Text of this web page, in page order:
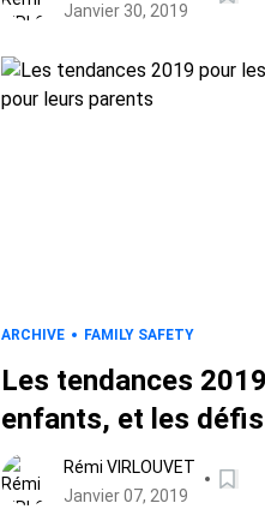
Janvier 30, 2019
ARCHIVE FAMILY SAFETY
Les tendances
enfants, et les
parentsRémi VIRLOUVET
Janvier 07, 2019